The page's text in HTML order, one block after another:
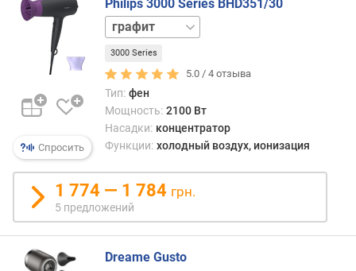
)
г
м
о
д
е
л
ь
н
Спросить
Philips 3000 Series BHD351/30
белый
серый
черный
3000 Series
5.0 /4 отзыва
Тип: фен
Мощность: 2100 Вт
Насадки: концентратор
Функции: холодный воздух, ионизация
1 774 — 1 784 грн.
5 предложений
Dreame Gusto